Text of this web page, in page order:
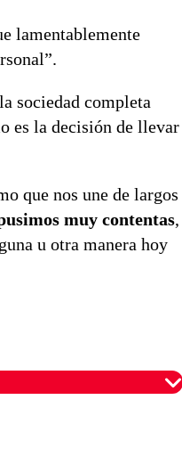
lamentablemente
sociedad completa
es la decisión de llevar
que nos une de largos
muy contentas,
u otra manera hoy